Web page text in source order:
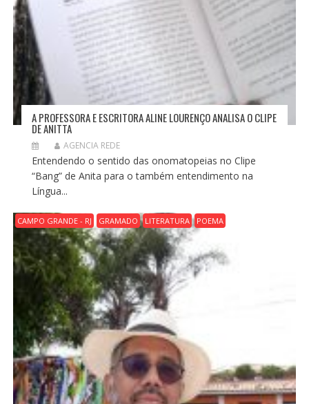
A PROFESSORA E ESCRITORA ALINE LOURENÇO ANALISA O CLIPE
DE ANITTA
AGENCIA REDE
Entendendo o sentido das onomatopeias no Clipe
“Bang” de Anita para o também entendimento na
Língua...
CAMPO GRANDE - RJ GRAMADO LITERATURA POEMA